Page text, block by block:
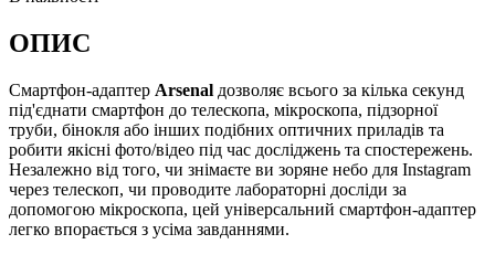
ОПИС
Cмартфон-адаптер Arsenal дозволяє всього за кілька секунд
під'єднати смартфон до телескопа, мікроскопа, підзорної
труби, бінокля або інших подібних оптичних приладів та
робити якісні фото/відео під час досліджень та спостережень.
Незалежно від того, чи знімаєте ви зоряне небо для Instagram
через телескоп, чи проводите лабораторні досліди за
допомогою мікроскопа, цей універсальний смартфон-адаптер
легко впорається з усіма завданнями.